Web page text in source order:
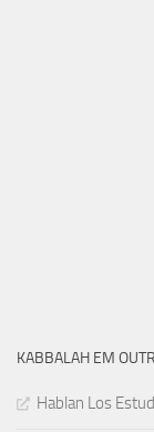
KABBALAH EM
Hablan Los